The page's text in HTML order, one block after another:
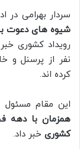
سردار بهرامی در
شیوه های دعوت
نفر از پرسنل و
کرده اند.
این مقام مسئول
همزمان با دهه
کشوری خبر داد.